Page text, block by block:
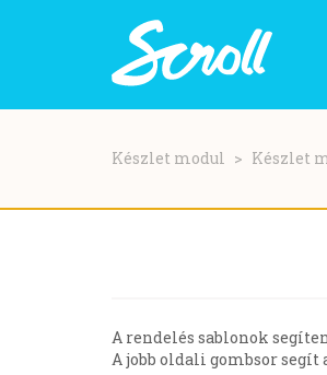
Készlet modul Készlet
A rendelés sablonok
A jobb oldali gombsor segít